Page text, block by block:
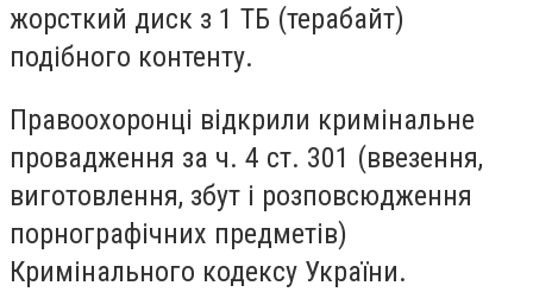
жорсткий диск з 1 ТБ (терабайт)
подібного контенту.
Правоохоронці відкрили кримінальне
провадження за ч. 4 ст. 301 (ввезення,
виготовлення, збут і розповсюдження
порнографічних предметів)
Кримінального кодексу України.